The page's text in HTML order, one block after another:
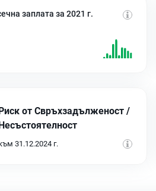
заплата за 2021 г.
от Свръхзадълженост /
31.12.2024 г.